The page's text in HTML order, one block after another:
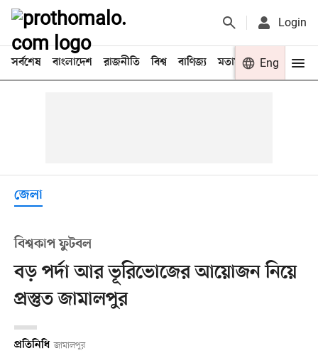
Login
সর্বশেষ বাংলাদেশ রাজনীতি বিশ্ব বাণিজ্য মতামত খেলা
Eng
জেলা
বিশ্বকাপ ফুটবল
বড় পর্দা আর ভূরিভোজের আয়োজন নিয়ে
প্রস্তুত জামালপুর
প্রতিনিধি জামালপুর